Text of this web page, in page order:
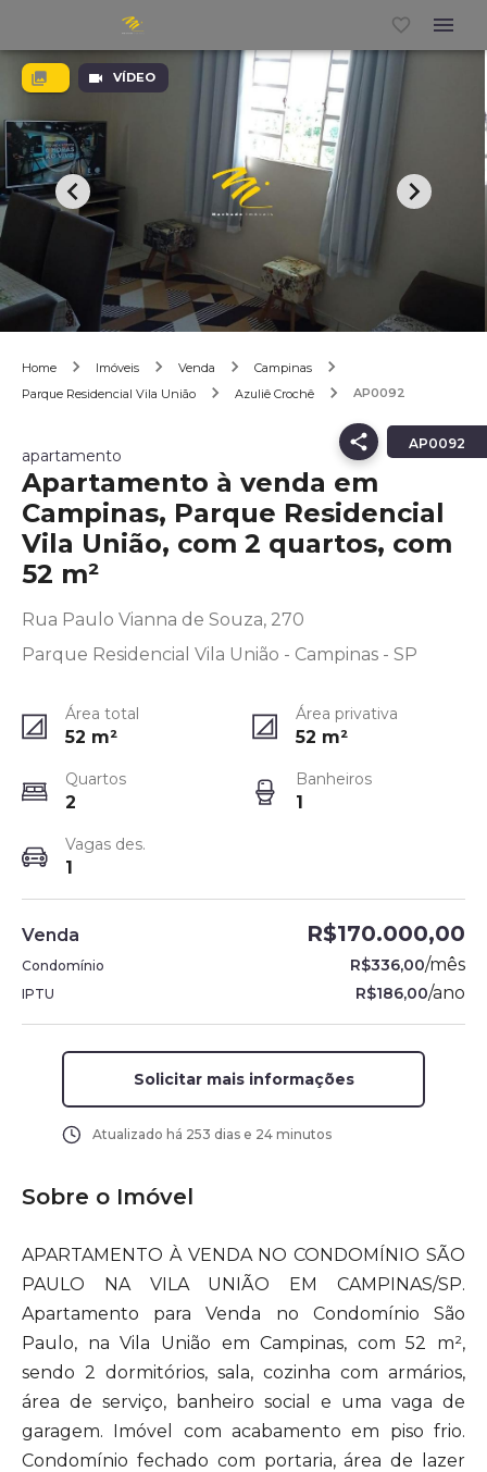
VÍDEO
Home Imóveis Venda
Campinas
Parque Residencial Vila União
Azuliê Crochê AP0092
AP0092
apartamento
Apartamento à venda em
Campinas, Parque Residencial
Vila União, com 2 quartos, com
52 m²
Rua Paulo Vianna de Souza, 270
Parque Residencial Vila União - Campinas - SP
Área total
52 m²
Área privativa
52 m²
Quartos
2
Banheiros
1
Vagas des.
1
Venda R$170.000,00
Condomínio R$336,00/mês
IPTU R$186,00/ano
Solicitar mais informações
Atualizado há 253 dias e 24 minutos
Sobre o Imóvel
APARTAMENTO À VENDA NO CONDOMÍNIO SÃO
PAULO NA VILA UNIÃO EM CAMPINAS/SP.
Apartamento para Venda no Condomínio São
Paulo, na Vila União em Campinas, com 52 m²,
sendo 2 dormitórios, sala, cozinha com armários,
área de serviço, banheiro social e uma vaga de
garagem. Imóvel com acabamento em piso frio.
Condomínio fechado com portaria, área de lazer